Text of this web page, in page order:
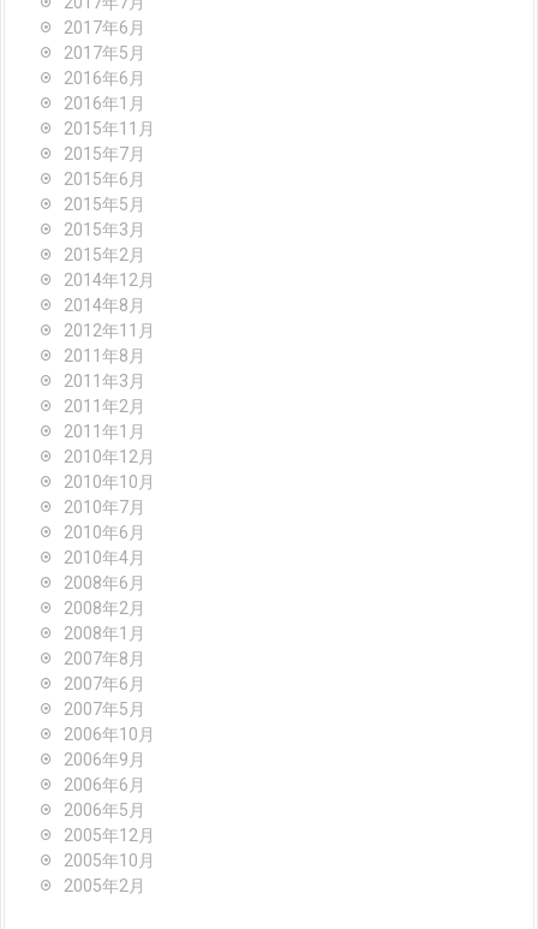
2017年6月
2017年5月
2016年6月
2016年1月
2015年11月
2015年7月
2015年6月
2015年5月
2015年3月
2015年2月
2014年12月
2014年8月
2012年11月
2011年8月
2011年3月
2011年2月
2011年1月
2010年12月
2010年10月
2010年7月
2010年6月
2010年4月
2008年6月
2008年2月
2008年1月
2007年8月
2007年6月
2007年5月
2006年10月
2006年9月
2006年6月
2006年5月
2005年12月
2005年10月
2005年2月